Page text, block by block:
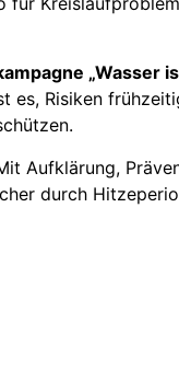
„Wasser
Risiken
Aufklärung,
durch